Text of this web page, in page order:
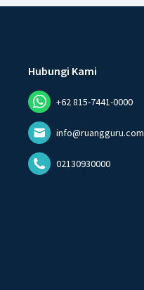
Hubungi Kami
+62 815-7441-0000
info@ruangguru.com
02130930000